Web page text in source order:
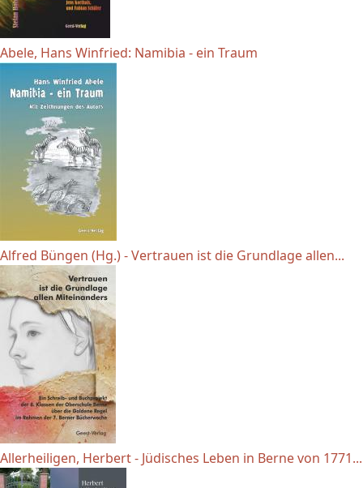
Abele, Hans Winfried: Namibia - ein Traum
Alfred Büngen (Hg.) - Vertrauen ist die Grundlage allen...
Allerheiligen, Herbert - Jüdisches Leben in Berne von 1771...